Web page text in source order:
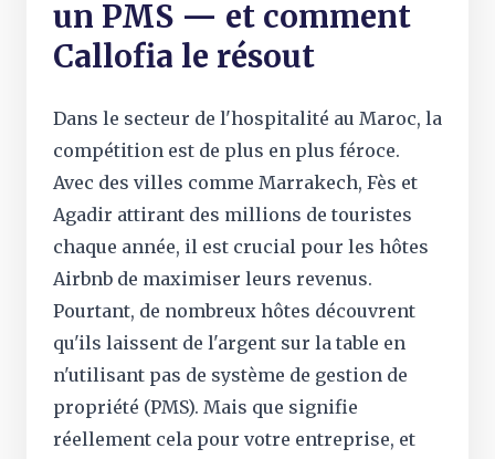
un PMS — et comment
Callofia le résout
Dans le secteur de l'hospitalité au Maroc, la
compétition est de plus en plus féroce.
Avec des villes comme Marrakech, Fès et
Agadir attirant des millions de touristes
chaque année, il est crucial pour les hôtes
Airbnb de maximiser leurs revenus.
Pourtant, de nombreux hôtes découvrent
qu'ils laissent de l'argent sur la table en
n'utilisant pas de système de gestion de
propriété (PMS). Mais que signifie
réellement cela pour votre entreprise, et